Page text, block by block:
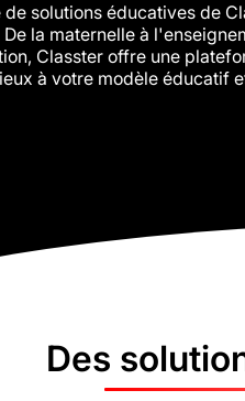
solutions éducatives de
la maternelle à
Classter offre une
à votre modèle éducatif
Des